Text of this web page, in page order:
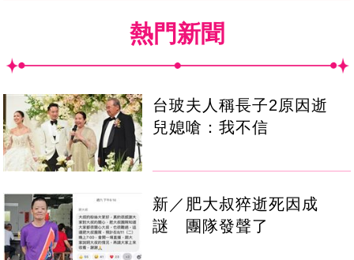
熱門新聞
台玻夫人稱長子2原因逝
兒媳嗆：我不信
新／肥大叔猝逝死因成
謎 團隊發聲了